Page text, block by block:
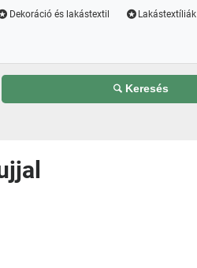
Dekoráció és lakástextil Lakástextíliák
Keresés